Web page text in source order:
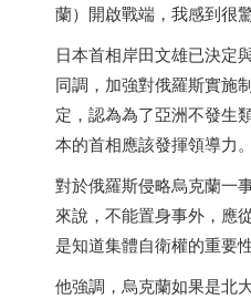
蘭）開啟戰端，我感到很
日本首相岸田文雄已決定
同調，加強對俄羅斯實施
定，認為為了亞洲不發生
本的首相應該發揮領導力。
對於俄羅斯侵略烏克蘭一
來說，不能置身事外，應
是知道集體自衛權的重要性
他強調，烏克蘭如果是北